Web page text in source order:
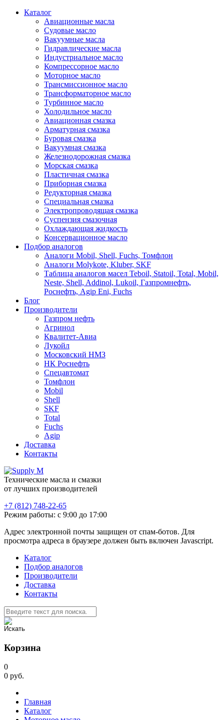
Каталог
Авиационные масла
Судовые масло
Вакуумные масла
Гидравлические масла
Индустриальное масло
Компрессорное масло
Моторное масло
Трансмиссионное масло
Трансформаторное масло
Турбинное масло
Холодильное масло
Авиационная смазка
Арматурная смазка
Буровая смазка
Вакуумная смазка
Железнодорожная смазка
Морская смазка
Пластичная смазка
Приборная смазка
Редукторная смазка
Специальная смазка
Электропроводящая смазка
Суспензия смазочная
Охлаждающая жидкость
Консервационное масло
Подбор аналогов
Аналоги Mobil, Shell, Fuchs, Томфлон
Аналоги Molykote, Kluber, SKF
Таблица аналогов масел Teboil, Statoil, Total, Mobil,
Neste, Shell, Addinol, Lukoil, Газпромнефть,
Роснефть, Agip Eni, Fuchs
Блог
Производители
Газпром нефть
Агринол
Квалитет-Авиа
Лукойл
Московский НМЗ
НК Роснефть
Спецавтомат
Томфлон
Mobil
Shell
SKF
Total
Fuchs
Agip
Доставка
Контакты
Технические масла и смазки
от лучших производителей
+7 (812) 748-22-65
Режим работы: с 9:00 до 17:00
Адрес электронной почты защищен от спам-ботов. Для
просмотра адреса в браузере должен быть включен Javascript.
Каталог
Подбор аналогов
Производители
Доставка
Контакты
Корзина
0
0 руб.
Главная
Каталог